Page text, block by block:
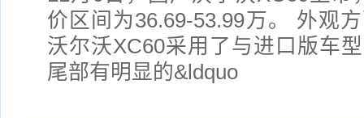
价区间为36.69-53.99万。 外观
沃尔沃XC60采用了与进口版车
尾部有明显的&ldquo